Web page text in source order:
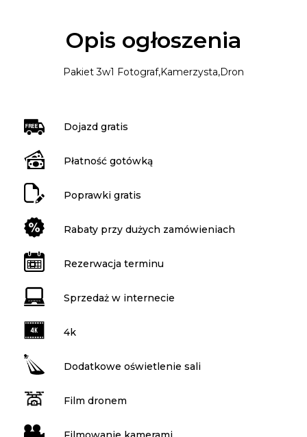
Opis ogłoszenia
Pakiet 3w1 Fotograf,Kamerzysta,Dron
Dojazd gratis
Płatność gotówką
Poprawki gratis
Rabaty przy dużych zamówieniach
Rezerwacja terminu
Sprzedaż w internecie
4k
Dodatkowe oświetlenie sali
Film dronem